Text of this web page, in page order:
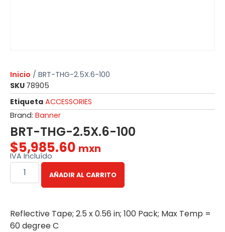
Inicio / BRT-THG-2.5X.6-100
SKU 78905
Etiqueta ACCESSORIES
Brand: Banner
BRT-THG-2.5X.6-100
$5,985.60 mxn
IVA Incluído
AÑADIR AL CARRITO
Reflective Tape; 2.5 x 0.56 in; 100 Pack; Max Temp =
60 degree C